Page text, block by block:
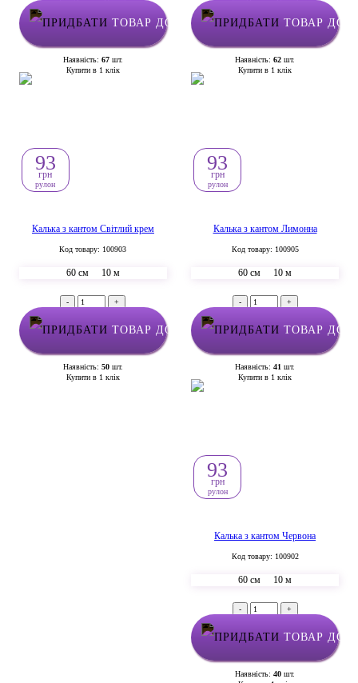
ТОВАР ДОДАНО У КОШИК
Наявність: 67шт.
Купити в 1 клік
ТОВАР
Наявність:62 шт.
Купити в 1 клік
Калька з кантом Світлий крем
Код товару: 100903
60 см 10 м
93
грн
рулон
- +
ТОВАР ДОДАНО У КОШИК
Наявність: 50шт.
Купити в 1 клік
Калька з кантом Лимонна
Код товару: 100905
60 см 10 м
93
грн
рулон
- +
ТОВАР
Наявність:41 шт.
Купити в 1 клік
Калька з кантом Червона
Код товару: 100902
60 см 10 м
93
грн
рулон
- +
ТОВАР
Наявність:40 шт.